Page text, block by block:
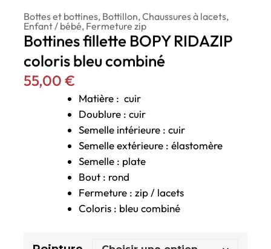
Bottes et bottines, Bottillon,Chaussures à lacets,
Enfant / bébé, Fermeture zip
Bottines fillette BOPY RIDAZIP
coloris bleu combiné
55,00 €
Matière : cuir
Doublure : cuir
Semelle intérieure : cuir
Semelle extérieure : élastomère
Semelle : plate
Bout : rond
Fermeture : zip / lacets
Coloris : bleu combiné